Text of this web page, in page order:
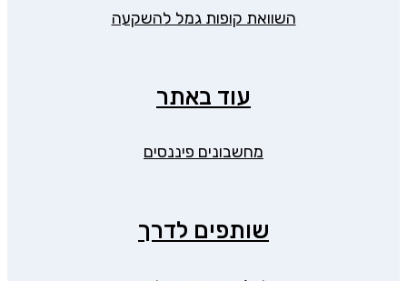
השוואת קופות גמל להשקעה
עוד באתר
מחשבונים פיננסים
שותפים לדרך